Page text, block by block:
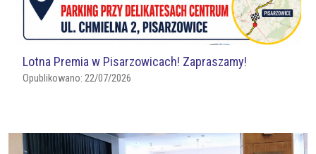
Lotna Premia w Pisarzowicach! Zapraszamy!
Opublikowano: 22/07/2026